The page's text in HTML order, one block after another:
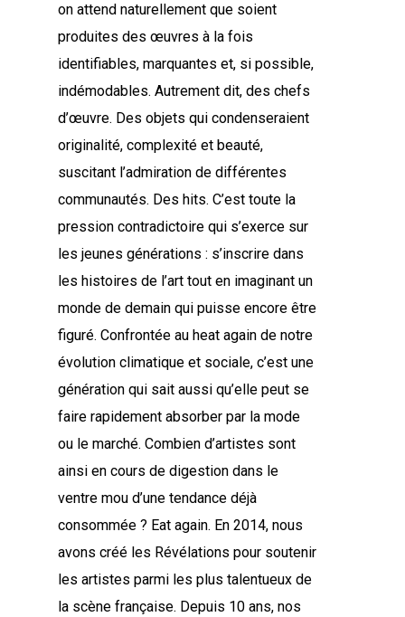
on attend naturellement que soient
produites des œuvres à la fois
identifiables, marquantes et, si possible,
indémodables. Autrement dit, des chefs
d’œuvre. Des objets qui condenseraient
originalité, complexité et beauté,
suscitant l’admiration de différentes
communautés. Des hits. C’est toute la
pression contradictoire qui s’exerce sur
les jeunes générations : s’inscrire dans
les histoires de l’art tout en imaginant un
monde de demain qui puisse encore être
figuré. Confrontée au heat again de notre
évolution climatique et sociale, c’est une
génération qui sait aussi qu’elle peut se
faire rapidement absorber par la mode
ou le marché. Combien d’artistes sont
ainsi en cours de digestion dans le
ventre mou d’une tendance déjà
consommée ? Eat again. En 2014, nous
avons créé les Révélations pour soutenir
les artistes parmi les plus talentueux de
la scène française. Depuis 10 ans, nos